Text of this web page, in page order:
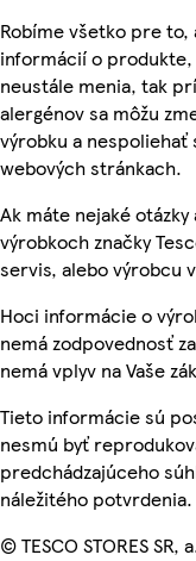
Robíme všetko pre
informácií o
neustále menia, tak
alergénov sa môžu
výrobku a
webových stránkach.
Ak máte nejaké
výrobkoch značky
servis, alebo výrobcu
Hoci informácie o
nemá zodpovednosť
nemá vplyv na Vaše
Tieto informácie sú
nesmú byť
predchádzajúceho
náležitého potvrdenia.
© TESCO STORES SR,